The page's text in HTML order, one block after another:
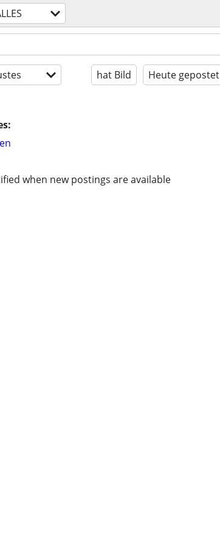
hat Bild Heute gepostet
when new postings are available